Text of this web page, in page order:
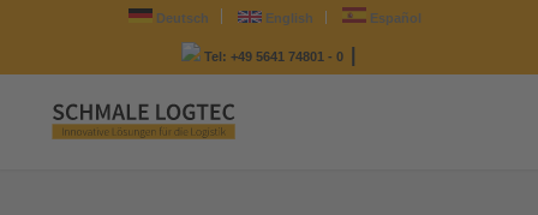
Deutsch English Español
Tel: +49 5641 74801 - 0